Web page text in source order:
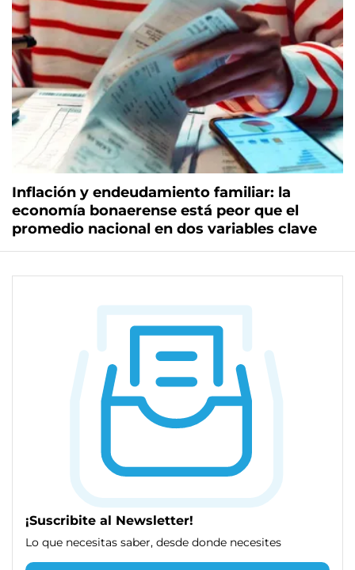
Inflación y endeudamiento familiar: la
economía bonaerense está peor que el
promedio nacional en dos variables clave
¡Suscribite al Newsletter!
Lo que necesitas saber, desde donde necesites